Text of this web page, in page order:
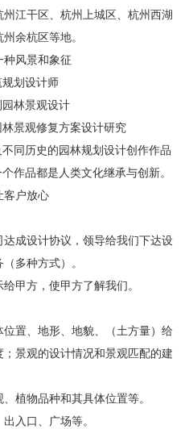
江干区、杭州上城区、杭州西湖
余杭区等地。
种风景和象征
划设计师
林景观设计
景观修复方案设计研究
同历史的园林规划设计创作作品
作品都是人类文化继承与创新。
客户放心
成设计协议，领导给我们下达设
多种方式）。
甲方，使甲方了解我们。
置、地形、地貌、（土方量）给
景观的设计情况和景观匹配的建
植物品种和其具体位置等。
入口、广场等。